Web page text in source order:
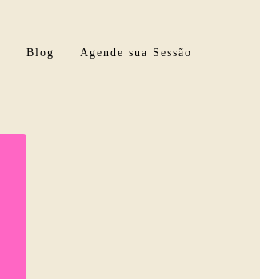
Blog Agende sua Sessão